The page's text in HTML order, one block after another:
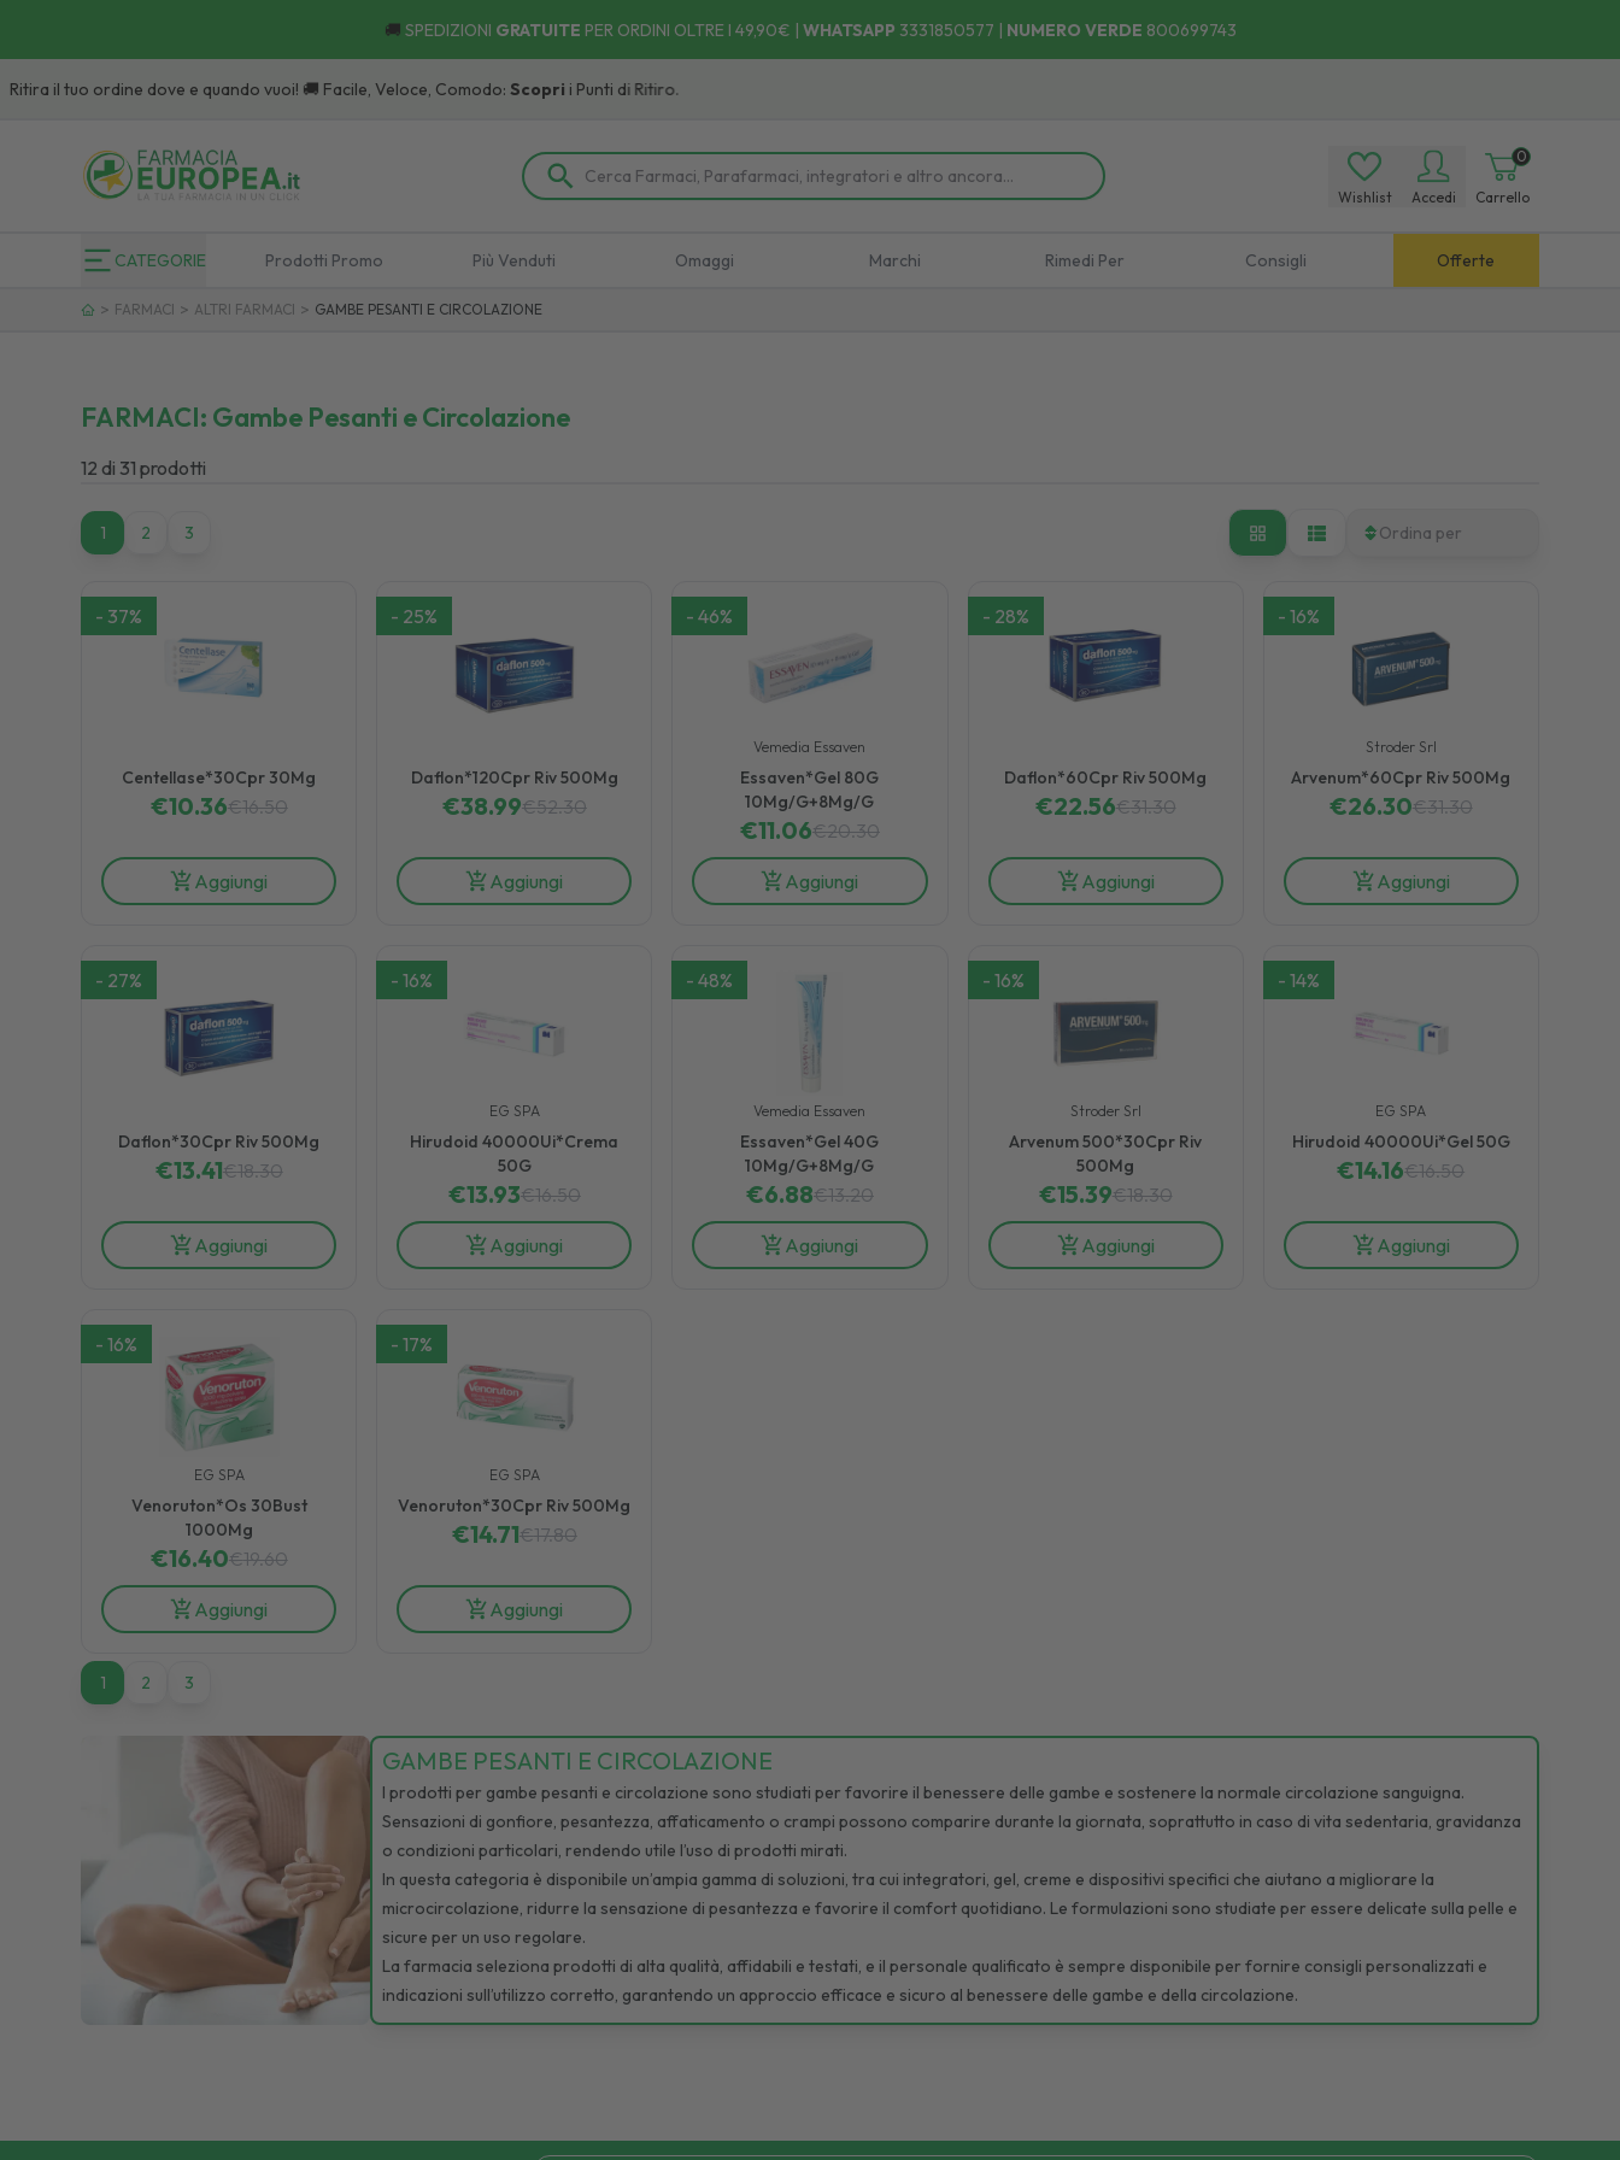
🚚 SPEDIZIONI GRATUITE PER ORDINI OLTRE I 49,90€ | WHATSAPP 3331850577 | NUMERO VERDE 800699743
il tuo ordine dove e quando vuoi! 🚚 Facile, Veloce, Comodo:Scoprii Punti di Ritiro.
Wishlist Accedi
0
Carrello
CATEGORIE Prodotti Promo Più Venduti Omaggi Marchi Rimedi Per Consigli Offerte
> FARMACI > ALTRI FARMACI > GAMBE PESANTI E CIRCOLAZIONE
FARMACI: Gambe Pesanti e Circolazione
12 di 31 prodotti
11 2 3 Ordina per
- 37%
Centellase*30Cpr 30Mg
€10.36€16.50
Aggiungi
- 25%
Daflon*120Cpr Riv 500Mg
€38.99€52.30
Aggiungi
-46%
Vemedia Essaven
Essaven*Gel 80G
10Mg/G+8Mg/G
€11.06€20.30
Aggiungi
- 28%
Daflon*60Cpr Riv 500Mg
€22.56€31.30
Aggiungi
- 16%
Stroder Srl
Arvenum*60Cpr Riv 500Mg
€26.30€31.30
Aggiungi
- 27%
Daflon*30Cpr Riv 500Mg
€13.41€18.30
Aggiungi
-16%
EG SPA
Hirudoid 40000Ui*Crema
50G
€13.93€16.50
Aggiungi
-48%
Vemedia Essaven
Essaven*Gel 40G
10Mg/G+8Mg/G
€6.88€13.20
Aggiungi
- 16%
Stroder Srl
Arvenum 500*30Cpr Riv
500Mg
€15.39€18.30
Aggiungi
- 14%
EG SPA
Hirudoid 40000Ui*Gel 50G
€14.16€16.50
Aggiungi
-16%
EG SPA
Venoruton*Os 30Bust
1000Mg
€16.40€19.60
Aggiungi
-17%
EG SPA
Venoruton*30Cpr Riv 500Mg
€14.71€17.80
Aggiungi
11 2 3
GAMBE PESANTI E CIRCOLAZIONE
I prodotti per gambe pesanti e circolazione sono studiati per favorire il benessere delle gambe e sostenere la normale circolazione sanguigna.
Sensazioni di gonfiore, pesantezza, affaticamento o crampi possono comparire durante la giornata, soprattutto in caso di vita sedentaria, gravidanza
o condizioni particolari, rendendo utile l’uso di prodotti mirati.
In questa categoria è disponibile un’ampia gamma di soluzioni, tra cui integratori, gel, creme e dispositivi specifici che aiutano a migliorare la
microcircolazione, ridurre la sensazione di pesantezza e favorire il comfort quotidiano. Le formulazioni sono studiate per essere delicate sulla pelle e
sicure per un uso regolare.
La farmacia seleziona prodotti di alta qualità, affidabili e testati, e il personale qualificato è sempre disponibile per fornire consigli personalizzati e
indicazioni sull’utilizzo corretto, garantendo un approccio efficace e sicuro al benessere delle gambe e della circolazione.